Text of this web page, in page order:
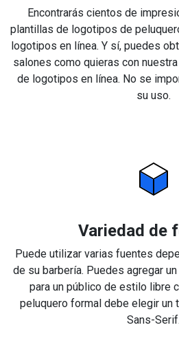
Encontrarás cientos de
plantillas de logotipos de
logotipos en línea. Y sí, puedes
salones como quieras con
de logotipos en línea. No se
su uso.
Variedad de
Puede utilizar varias fuentes
de su barbería. Puedes agregar
para un público de estilo libre
peluquero formal debe elegir un
Sans-Serif.